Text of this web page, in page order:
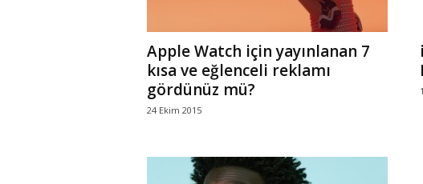
Apple Watch için yayınlanan 7
kısa ve eğlenceli reklamı
gördünüz mü?
24 Ekim 2015